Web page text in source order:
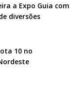
a Expo Guia com
diversões
10 no